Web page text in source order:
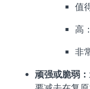
值
高
非
顽强或脆弱：